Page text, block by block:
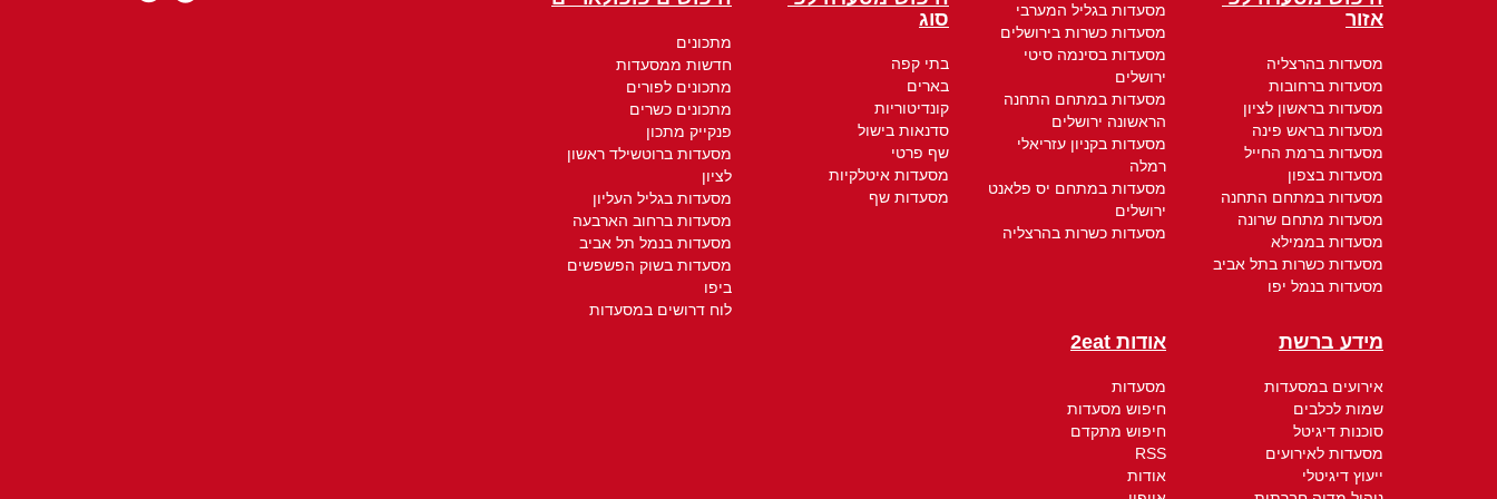
אזור
מסעדות בהרצליה
מסעדות ברחובות
מסעדות בראשון לציון
מסעדות בראש פינה
מסעדות ברמת החייל
מסעדות בצפון
מסעדות במתחם התחנה
מסעדות מתחם שרונה
מסעדות בממילא
מסעדות כשרות בתל אביב
מסעדות בנמל יפו
מסעדות בגליל המערבי
מסעדות כשרות בירושלים
מסעדות בסינמה סיטי
ירושלים
מסעדות במתחם התחנה
הראשונה ירושלים
מסעדות בקניון עזריאלי
רמלה
מסעדות במתחם יס פלאנט
ירושלים
מסעדות כשרות בהרצליה
סוג
בתי קפה
בארים
קונדיטוריות
סדנאות בישול
שף פרטי
מסעדות איטלקיות
מסעדות שף
מתכונים
חדשות ממסעדות
מתכונים לפורים
מתכונים כשרים
פנקייק מתכון
מסעדות ברוטשילד ראשון
לציון
מסעדות בגליל העליון
מסעדות ברחוב הארבעה
מסעדות בנמל תל אביב
מסעדות בשוק הפשפשים
ביפו
לוח דרושים במסעדות
מידע ברשת
אירועים במסעדות
שמות לכלבים
סוכנות דיגיטל
מסעדות לאירועים
ייעוץ דיגיטלי
אודות 2eat
מסעדות
חיפוש מסעדות
חיפוש מתקדם
RSS
אודות